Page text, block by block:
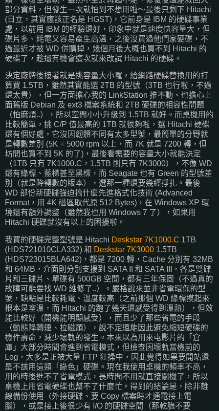
部分資料，但發生一次就怕到不想用啦～最後只剩下 Hitachi
(日立，其實應該正名是 HGST)，它前身是 IBM 的硬碟事業
處，以前用 IBM 的經驗還好，印象中就是速度快容量大，但
碟片多、耗電又容易產生高溫，之後沒買過他們家硬碟，不
過最近才被 WD 併購掉，幾個月後大概也買不到 Hitachi 的
硬碟了，趁還有機會這次就來改試 Hitachi 的硬碟。
決定廠牌後接著就是挑容量大小囉，給網路硬碟替換用的打
算買 1.5TB，雖然其實能選 2TB 的型號（3TB 也行啦，不過
還太貴），但一方面擔心我的 LinkStation 推不動、也擔心上
面舊版 Debian 及 ext3 檔案系統和 2TB 硬碟的相容性問題
（怕麻煩..），所以空間小小升級到 1.5TB 就好。而桌機用的
比較簡單，挑 C/P 值最高的 1TB 就很夠啦，選 Hitachi 硬碟
還有個好處，它沒因韌體不同有太多型號，最簡單的分野就
是轉數差別 (5K = 5000 rpm 以上，而 7K 就是 7200 轉，但
坊間也買不到 5K 的了)，最後看需要的容量大小就能決定
（1TB 只有 7K1000.C，1.5TB 則只有 7K3000），不像 WD
還有綠標、藍標甚至黑標，而 Seagate 也有 Green 的型號差
別（就是降轉數的版本），選那一種還要幾經掙扎。最後
WD 部份新硬碟強迫搞什麼先進格式化技術 (Advanced
Format，用 4K 磁區取代原 512 Bytes)，在 Windows XP 環
境還有額外調整（雖然我也用 Windows 7 了），如果用
Hitachi 硬碟就沒有以上的困擾啦。
我買的硬碟完整型號是 Hitachi Deskstar 7K1000.C 1TB
(HDS721010CLA332) 和 Deskstar 7K3000 1.5TB
(HDS723015BLA642)，都是 7200 轉，Cache 分別有 32MB
和 64MB，介面則分別支援到 SATA II 和 SATA III，各是雙碟
片和三碟片、單碟有 500GB 空間，都有三年保固（不過真的
故障可能要找 WD 維修了..）。嚴格說來並非省電環保的型
號，缺點是比較耗電、溫度較高（之前那個 WD 綠標摸起來
根本是室溫，而 Hitachi 的跑了幾天還感受得到溫熱），但效
能比較好（開機能明顯感受），而且少了那些省電的手段
（動態降轉速、拉磁頭），說不定還能因此避免縮短硬碟的
機件壽命，減少壞軌的發生。本來以為用來屯影片的「倉
庫」大部分時間會進到省電模式，但檢查因壞軌當機前的
Log，大多是正被大量 FTP 狂操中，因此覺得如果要開站還
是不該用這類「綠色」硬碟。現在我使用桌機的頻率不高，
用的時後進不了省電模式，長時間不用就直接關機了，所以
桌機上用省電硬碟也幫不了什麼忙。得到的結論是，除非離
線備份使用（外接硬碟、要 Copy 檔案時才通電接上電
腦），或是接上後很少有 I/O 的硬碟空間（那乾脆不要